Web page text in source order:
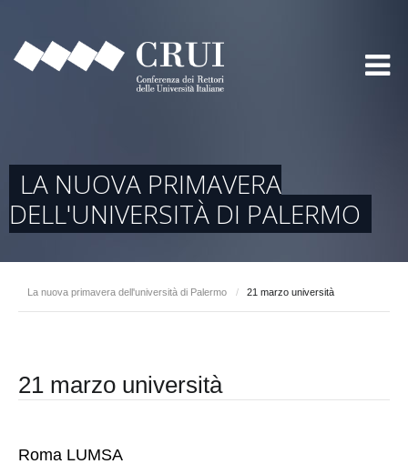
LA NUOVA PRIMAVERA
DELL'UNIVERSITÀ DI PALERMO
La nuova primavera dell'università di Palermo / 21 marzo università
21 marzo università
Roma LUMSA